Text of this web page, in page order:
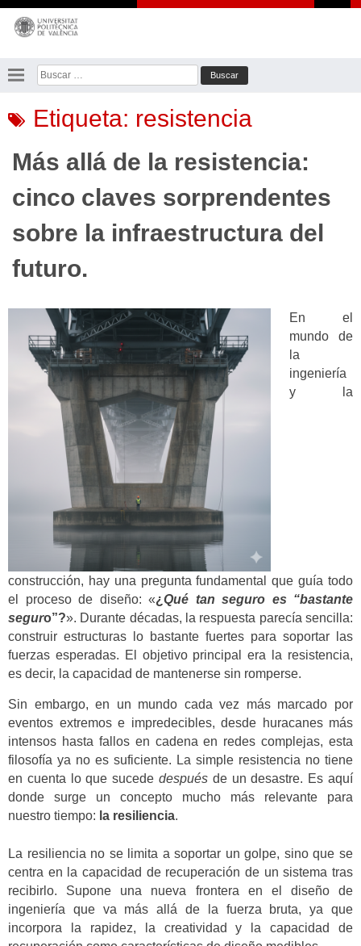
Saltar
contenido
Buscar:
Etiqueta: resistencia
Más allá de la resistencia:
cinco claves sorprendentes
sobre la infraestructura del
futuro.
En el
mundo de
la
ingeniería
y la
construcción, hay una pregunta fundamental que guía todo
el proceso de diseño: «¿Qué tan seguro es “bastante
seguro”?». Durante décadas, la respuesta parecía sencilla:
construir estructuras lo bastante fuertes para soportar las
fuerzas esperadas. El objetivo principal era la resistencia,
es decir, la capacidad de mantenerse sin romperse.
Sin embargo, en un mundo cada vez más marcado por
eventos extremos e impredecibles, desde huracanes más
intensos hasta fallos en cadena en redes complejas, esta
filosofía ya no es suficiente. La simple resistencia no tiene
en cuenta lo que sucede después de un desastre. Es aquí
donde surge un concepto mucho más relevante para
nuestro tiempo: la resiliencia.
La resiliencia no se limita a soportar un golpe, sino que se
centra en la capacidad de recuperación de un sistema tras
recibirlo. Supone una nueva frontera en el diseño de
ingeniería que va más allá de la fuerza bruta, ya que
incorpora la rapidez, la creatividad y la capacidad de